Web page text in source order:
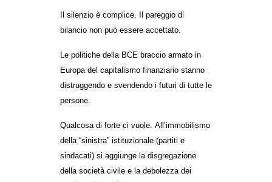
Il silenzio è complice. Il pareggio di
bilancio non può essere accettato.
Le politiche della BCE braccio armato in
Europa del capitalismo finanziario stanno
distruggendo e svendendo i futuri di tutte le
persone.
Qualcosa di forte ci vuole. All’immobilismo
della “sinistra” istituzionale (partiti e
sindacati) si aggiunge la disgregazione
della società civile e la debolezza dei